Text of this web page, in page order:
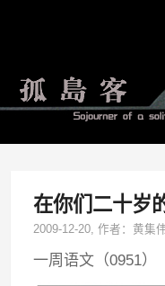
在你们二十岁
2009-12-20, 作者：黄集
一周语文（0951）